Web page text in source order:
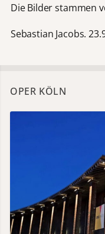
Die Bilder stammen
Sebastian Jacobs.
OPER KÖLN